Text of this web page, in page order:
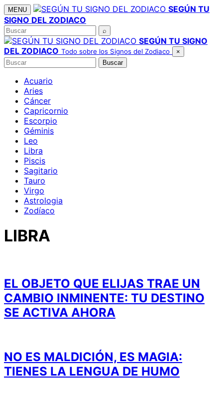
Saltar
al
contenido
MENU
SEGÚN TU
SIGNO DEL ZODIACO
Buscar
⌕
SEGÚN TU SIGNO
DEL ZODIACO Todo sobre los Signos del Zodiaco ×
Buscar Buscar
Acuario
Aries
Cáncer
Capricornio
Escorpio
Géminis
Leo
Libra
Piscis
Sagitario
Tauro
Virgo
Astrologia
Zodíaco
LIBRA
EL OBJETO QUE ELIJAS TRAE UN
CAMBIO INMINENTE: TU DESTINO
SE ACTIVA AHORA
NO ES MALDICIÓN, ES MAGIA:
TIENES LA LENGUA DE HUMO